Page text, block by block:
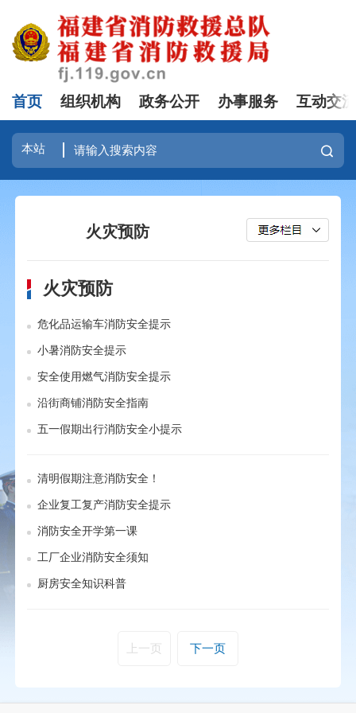
首页 组织机构 政务公开 办事服务 互动交
火灾预防
火灾预防
危化品运输车消防安全提示
小暑消防安全提示
安全使用燃气消防安全提示
沿街商铺消防安全指南
五一假期出行消防安全小提示
清明假期注意消防安全！
企业复工复产消防安全提示
消防安全开学第一课
工厂企业消防安全须知
厨房安全知识科普
上一页 下一页